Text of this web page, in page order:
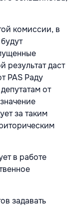
комиссии, в
результат даст
PAS Раду
от
за таким
в работе
задавать